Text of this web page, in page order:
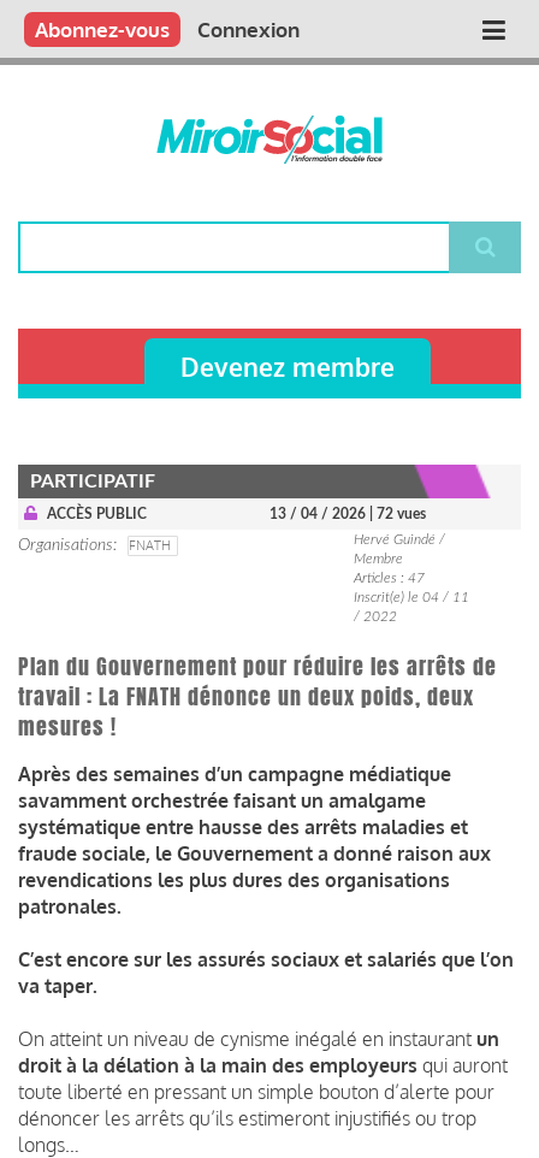
Aller
contenu
Main
Qui sommes nous ?
Vous publiez
Nous publions
Contactez-nous
Abonnez-vous Connexion
Devenez membre
PARTICIPATIF
ACCÈS PUBLIC 13 / 04 / 2026 | 72 vues
Organisations FNATH
Hervé Guindé /
Membre
Articles : 47
Inscrit(e) le 04 / 11
/ 2022
Plan du Gouvernement pour réduire les arrêts de
travail : La FNATH dénonce un deux poids, deux
mesures !
Après des semaines d’un campagne médiatique
savamment orchestrée faisant un amalgame
systématique entre hausse des arrêts maladies et
fraude sociale, le Gouvernement a donné raison aux
revendications les plus dures des organisations
patronales.
C’est encore sur les assurés sociaux et salariés que l’on
va taper.
On atteint un niveau de cynisme inégalé en instaurant un
droit à la délation à la main des employeurs qui auront
toute liberté en pressant un simple bouton d’alerte pour
dénoncer les arrêts qu’ils estimeront injustifiés ou trop
longs…